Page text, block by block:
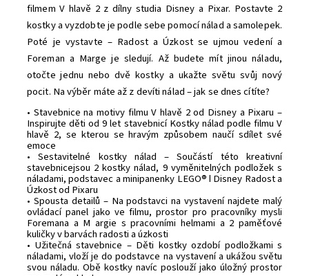
filmem V hlavě 2 z dílny studia Disney a Pixar. Postavte 2
kostky a vyzdobte je podle sebe pomocí nálad a samolepek.
Poté je vystavte – Radost a Úzkost se ujmou vedení a
Foreman a Marge je sledují. Až budete mít jinou náladu,
otočte jednu nebo dvě kostky a ukažte světu svůj nový
pocit. Na výběr máte až z devíti nálad – jak se dnes cítíte?
• Stavebnice na motivy filmu V hlavě 2 od Disney a Pixaru –
Inspirujte děti od 9 let stavebnicí Kostky nálad podle filmu V
hlavě 2, se kterou se hravým způsobem naučí sdílet své
emoce
• Sestavitelné kostky nálad – Součástí této kreativní
stavebnicejsou 2 kostky nálad, 9 vyměnitelných podložek s
náladami, podstavec a minipanenky LEGO® ǀ Disney Radost a
Úzkost od Pixaru
• Spousta detailů – Na podstavci na vystavení najdete malý
ovládací panel jako ve filmu, prostor pro pracovníky mysli
Foremana a M argie s pracovními helmami a 2 paměťové
kuličky v barvách radosti a úzkosti
• Užitečná stavebnice – Děti kostky ozdobí podložkami s
náladami, vloží je do podstavce na vystavení a ukážou světu
svou náladu. Obě kostky navíc poslouží jako úložný prostor